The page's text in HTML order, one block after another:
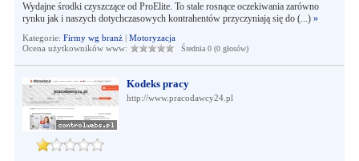
Wydajne środki czyszczące od ProElite. To stale rosnące oczekiwania zarówno
rynku jak i naszych dotychczasowych kontrahentów przyczyniają się do (...) »
Kategorie: Firmy wg branż| Motoryzacja
Ocena użytkowników www:
Średnia 0 (0 głosów)
Kodeks pracy
http://www.pracodawcy24.pl